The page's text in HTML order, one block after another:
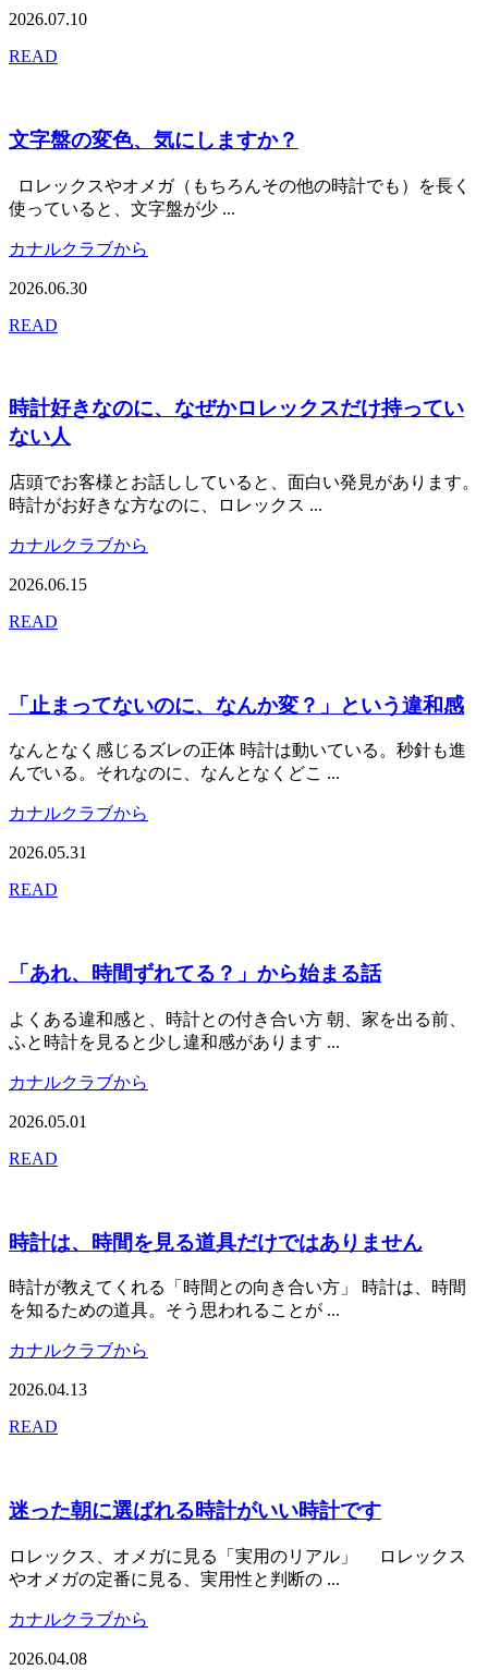
2026.07.10
READ
文字盤の変色、気にしますか？
ロレックスやオメガ（もちろんその他の時計でも）を長く
使っていると、文字盤が少 ...
カナルクラブから
2026.06.30
READ
時計好きなのに、なぜかロレックスだけ持ってい
ない人
店頭でお客様とお話ししていると、面白い発見があります。
時計がお好きな方なのに、ロレックス ...
カナルクラブから
2026.06.15
READ
「止まってないのに、なんか変？」という違和感
なんとなく感じるズレの正体 時計は動いている。秒針も進
んでいる。それなのに、なんとなくどこ ...
カナルクラブから
2026.05.31
READ
「あれ、時間ずれてる？」から始まる話
よくある違和感と、時計との付き合い方 朝、家を出る前、
ふと時計を見ると少し違和感があります ...
カナルクラブから
2026.05.01
READ
時計は、時間を見る道具だけではありません
時計が教えてくれる「時間との向き合い方」 時計は、時間
を知るための道具。そう思われることが ...
カナルクラブから
2026.04.13
READ
迷った朝に選ばれる時計がいい時計です
ロレックス、オメガに見る「実用のリアル」 ロレックス
やオメガの定番に見る、実用性と判断の ...
カナルクラブから
2026.04.08